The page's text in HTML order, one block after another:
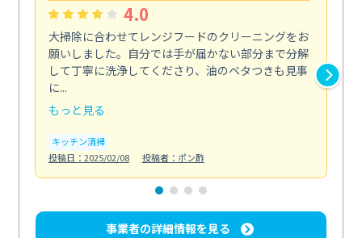
4.0
大掃除に合わせてレンジフードのクリーニングをお
願いしました。自分では手が届かない部分まで分解
して丁寧に洗浄してくださり、油のベタつきも見事
に...
もっと見る
キッチン清掃
投稿日：2025/02/08
投稿者：ポン酢
事業者の詳細情報を見る